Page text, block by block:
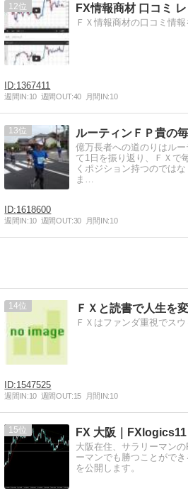
12 FX情報商材 口コミ
ＦＸ情報商材の口コミ情報
1367411
週間IN:10 週間OUT:40 月間IN:10
13 ルーティンＦＰ貴の
億万長者への道のりはル
て1日を振り返り、ＦＸで
くポジション持つのでは
ま…
1618600
週間IN:10 週間OUT:30 月間IN:10
14 ＦＸと読書で人生を
ＦＸはファンダ重視でスウ
1547525
週間IN:10 週間OUT:15 月間IN:10
15 FX 大阪｜
大阪在住、サラリーマン
ーマンでも勝つことがで
を公開します。